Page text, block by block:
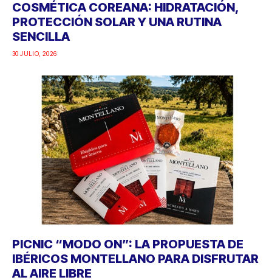
COSMÉTICA COREANA: HIDRATACIÓN,
PROTECCIÓN SOLAR Y UNA RUTINA
SENCILLA
30 JULIO, 2026
PICNIC “MODO ON”: LA PROPUESTA DE
IBÉRICOS MONTELLANO PARA DISFRUTAR
AL AIRE LIBRE